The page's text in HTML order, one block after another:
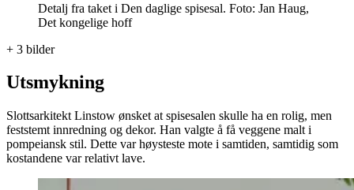
Detalj fra taket i Den daglige spisesal. Foto: Jan Haug,
Det kongelige hoff
+ 3 bilder
Utsmykning
Slottsarkitekt Linstow ønsket at spisesalen skulle ha en rolig, men
feststemt innredning og dekor. Han valgte å få veggene malt i
pompeiansk stil. Dette var høysteste mote i samtiden, samtidig som
kostandene var relativt lave.